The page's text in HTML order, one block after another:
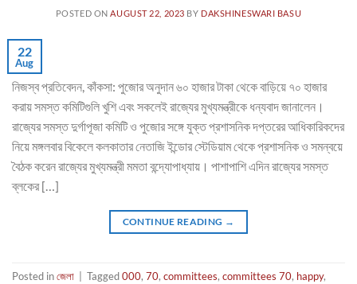
POSTED ONAUGUST 22, 2023 BY DAKSHINESWARI BASU
22
Aug
নিজস্ব প্রতিবেদন, কাঁকসা: পুজোর অনুদান ৬০ হাজার টাকা থেকে বাড়িয়ে ৭০ হাজার
করায় সমস্ত কমিটিগুলি খুশি এবং সকলেই রাজ্যের মুখ্যমন্ত্রীকে ধন্যবাদ জানালেন।
রাজ্যের সমস্ত দুর্গাপূজা কমিটি ও পুজোর সঙ্গে যুক্ত প্রশাসনিক দপ্তরের আধিকারিকদের
নিয়ে মঙ্গলবার বিকেলে কলকাতার নেতাজি ইন্ডোর স্টেডিয়াম থেকে প্রশাসনিক ও সমন্বয়ে
বৈঠক করেন রাজ্যের মুখ্যমন্ত্রী মমতা বন্দ্যোপাধ্যায়। পাশাপাশি এদিন রাজ্যের সমস্ত
ব্লকের […]
CONTINUE READING →
Posted inজেলা Tagged000, 70, committees, committees 70, happy,